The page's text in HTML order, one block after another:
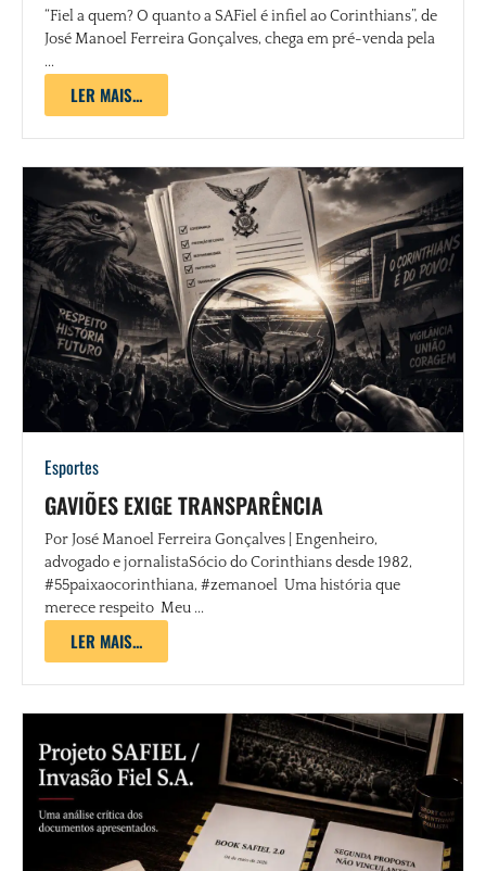
“Fiel a quem? O quanto a SAFiel é infiel ao Corinthians”, de
José Manoel Ferreira Gonçalves, chega em pré-venda pela
...
LER MAIS...
Esportes
GAVIÕES EXIGE TRANSPARÊNCIA
Por José Manoel Ferreira Gonçalves | Engenheiro,
advogado e jornalistaSócio do Corinthians desde 1982,
#55paixaocorinthiana, #zemanoel Uma história que
merece respeito Meu ...
LER MAIS...